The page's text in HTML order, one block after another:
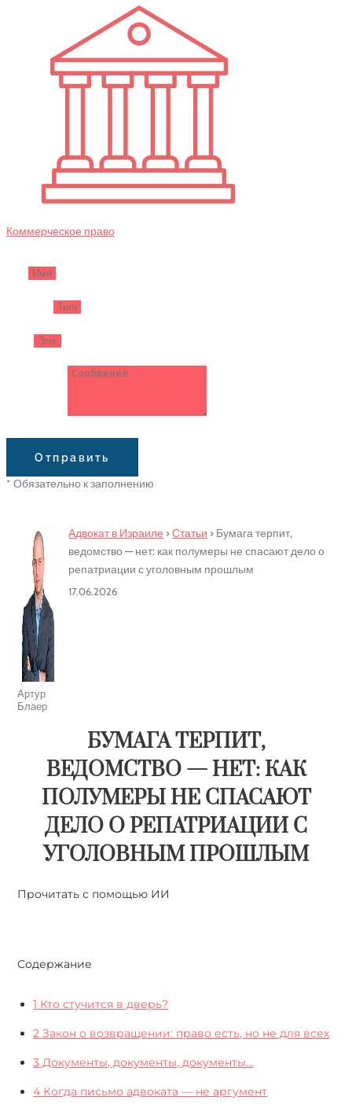
Коммерческое право
Отправить
* Обязательно к заполнению
Артур
Блаер
Адвокат в Израиле ›Статьи › Бумага терпит,
ведомство — нет: как полумеры не спасают дело о
репатриации с уголовным прошлым
17.06.2026
БУМАГА ТЕРПИТ,
ВЕДОМСТВО — НЕТ: КАК
ПОЛУМЕРЫ НЕ СПАСАЮТ
ДЕЛО О РЕПАТРИАЦИИ С
УГОЛОВНЫМ ПРОШЛЫМ
Прочитать с помощью ИИ
Содержание
1 Кто стучится в дверь?
2 Закон о возвращении: право есть, но не для всех
3 Документы, документы, документы…
4 Когда письмо адвоката — не аргумент